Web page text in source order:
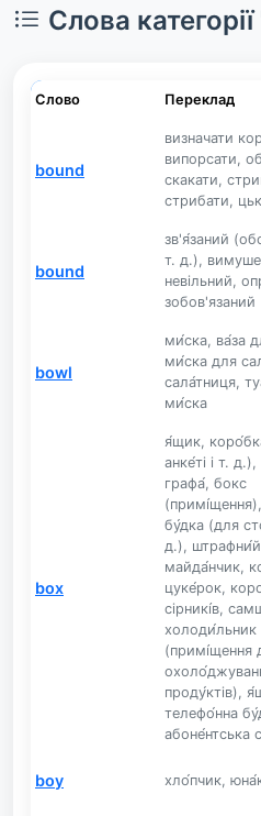
Слова
Слово Переклад
bound
визначати
випорсати,
скакати,
стрибати,
bound
зв'я́заний
т. д.),
невільний,
зобов'язаний
bowl
ми́ска, ва́за
ми́ска для
сала́тниця,
ми́ска
box
я́щик,
анке́ті і т.
графа́, бокс
бу́дка (для
д.), штрафни́й
майда́нчик,
цуке́рок,
сірникі́в,
холоди́льник
(примі́щення
проду́ктів),
телефо́нна
абоне́нтська
boy хло́пчик,